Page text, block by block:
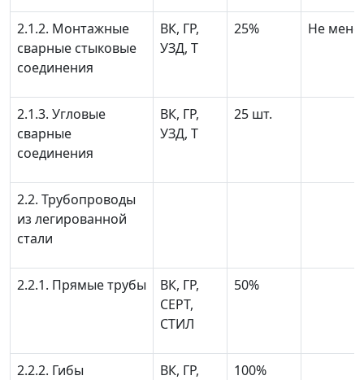
2.1.2. Монтажные
сварные стыковые
соединения
ВК, ГР,
УЗД, Т
25% Не
2.1.3. Угловые
сварные
соединения
ВК, ГР,
УЗД, Т
25 шт.
2.2. Трубопроводы
из легированной
стали
2.2.1. Прямые трубы
ВК, ГР,
СЕРТ,
СТИЛ
50%
2.2.2. Гибы
ВК, ГР,
100%